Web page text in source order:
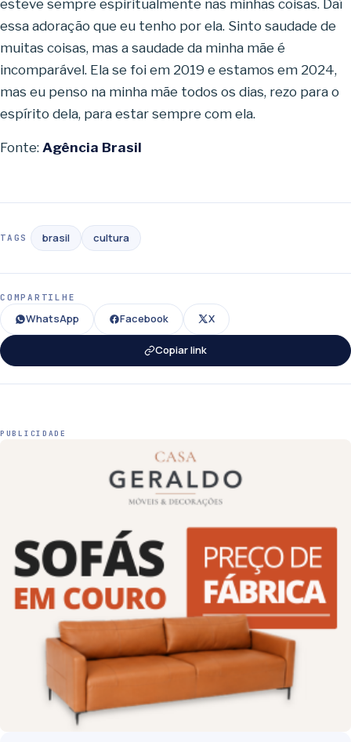
esteve sempre espiritualmente nas minhas coisas. Daí
essa adoração que eu tenho por ela. Sinto saudade de
muitas coisas, mas a saudade da minha mãe é
incomparável. Ela se foi em 2019 e estamos em 2024,
mas eu penso na minha mãe todos os dias, rezo para o
espírito dela, para estar sempre com ela.
Fonte: Agência Brasil
TAGS brasil cultura
COMPARTILHE
WhatsApp Facebook X
Copiar link
PUBLICIDADE